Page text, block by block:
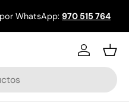
WhatsApp:970 515 764
Iniciar